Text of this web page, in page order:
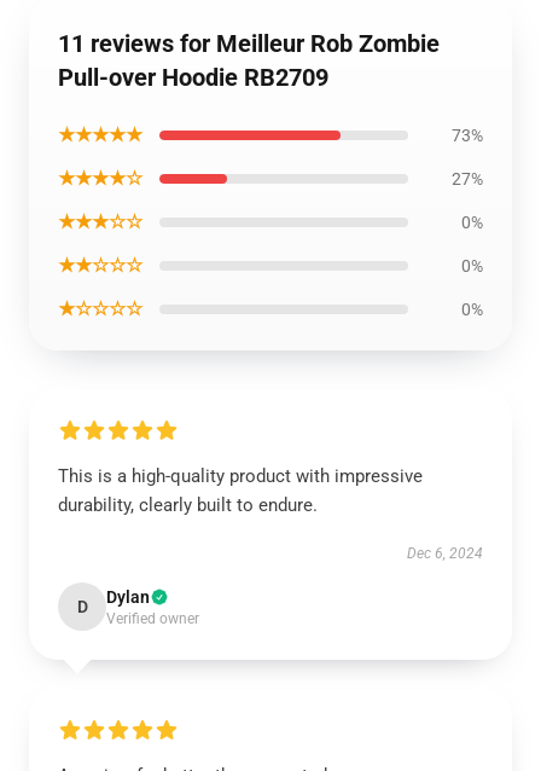
11 reviews for Meilleur Rob Zombie
Pull-over Hoodie RB2709
★★★★★ 73%
★★★★☆ 27%
★★★☆☆ 0%
★★☆☆☆ 0%
★☆☆☆☆ 0%
This is a high-quality product with impressive
durability, clearly built to endure.
Dec 6, 2024
D Dylan
Verified owner